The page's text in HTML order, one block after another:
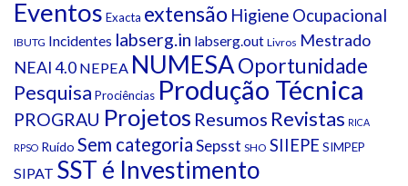
Eventos Exacta extensão Higiene Ocupacional
IBUTG Incidentes labserg.in labserg.out Livros Mestrado
NEAI 4.0 NEPEA NUMESAOportunidade
Pesquisa Prociências Produção Técnica
PROGRAU Projetos Resumos Revistas RICA
RPSO Ruído Sem categoriaSepsst SHO SIIEPE SIMPEP
SIPAT SST é Investimento